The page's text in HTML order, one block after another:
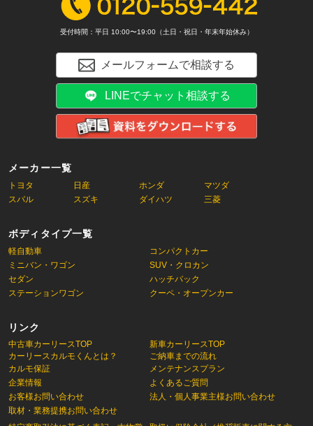
メーカー一覧
トヨタ 日産 ホンダ
マツダ
スバル
スズキ ダイハツ 三菱
ボディタイプ一覧
軽自動車
コンパクトカー
ミニバン・ワゴン
SUV・クロカン
セダン
ハッチバック
ステーションワゴン
クーペ・オープンカー
リンク
中古車カーリースTOP
カーリースカルモくんとは？
新車カーリースTOP
ご納車までの流れ
カルモ保証
企業情報
お客様お問い合わせ
取材・業務提携お問い合わせ
メンテナンスプラン
よくあるご質問
法人・個人事業主様お問い合わせ
受付時間：平日 10:00〜19:00（土日・祝日・年末年始休み）
メールフォームで相談する
LINEでチャット相談する